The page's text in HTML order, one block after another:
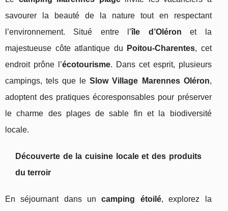
savourer la beauté de la nature tout en respectant
l’environnement. Situé entre l’île d’Oléron et la
majestueuse côte atlantique du
Poitou-Charentes, cet
endroit prône l’écotourisme. Dans cet esprit, plusieurs
campings, tels que leSlow Village Marennes Oléron,
adoptent des pratiques écoresponsables pour préserver
le charme des plages de sable fin et la biodiversité
locale.
Découverte de la cuisine locale et des produits
du terroir
En séjournant dans uncamping étoilé, explorez la